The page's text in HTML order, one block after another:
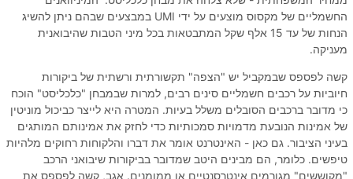
החשמליים של מקסוס מוצעים על ידי UMI במבצעים שבהם ניתן להשיג
הנחות של עד 15 אלף שקל המתבטאות בכל מיני הטבות שהיבואנית
מעניקה.
קשה לפספס שבמקביל יש "הצפה" תקשורתית ורשתית של ביקורות
חיוביות על רכבים חשמליים סינים רבים, למרות שבמבחן "כלכליסט" הוכח
כי מדובר ברכבים הסובלים משלל בעיות. המטרה היא לייצר כביכול מוניטין
של אמינות הנובעת מדמויות סמכותיות כדי לחזק את אמינותם המותגים
בעיני הציבור. גם כאן - האינטרנט אומר את דברו והלקוחות רחוקים מלהיות
טיפשים. כלומר, הם מבינים היטב שמדובר בביקורות שיבואני הרכב
"מקוששים" מגורמים אינטרסנטיים או ממומנים. אגב, קשה לפספס את